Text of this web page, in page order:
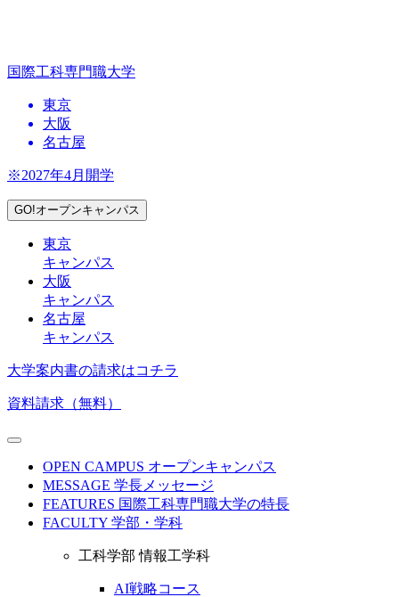
国際工科専門職大学
東京
大阪
名古屋
※2027年4月開学
GO!オープンキャンパス
東京
キャンパス
大阪
キャンパス
名古屋
キャンパス
大学案内書の請求はコチラ
資料請求（無料）
OPEN CAMPUS オープンキャンパス
MESSAGE 学長メッセージ
FEATURES 国際工科専門職大学の特長
FACULTY 学部・学科
工科学部 情報工学科
AI戦略コース